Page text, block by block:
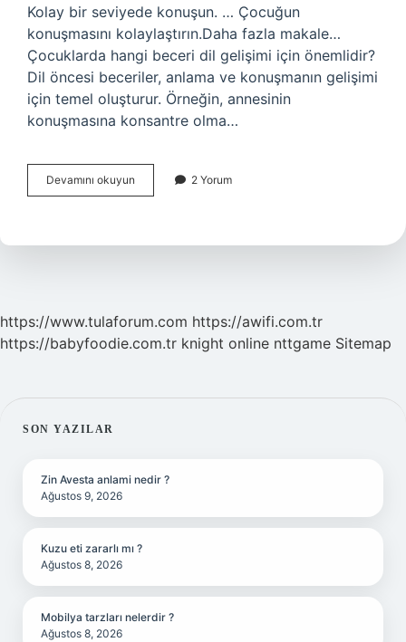
Kolay bir seviyede konuşun. … Çocuğun
konuşmasını kolaylaştırın.Daha fazla makale…
Çocuklarda hangi beceri dil gelişimi için önemlidir?
Dil öncesi beceriler, anlama ve konuşmanın gelişimi
için temel oluşturur. Örneğin, annesinin
konuşmasına konsantre olma…
Devamını okuyun Çocuğun
Dil
Neler
2 Yorum
https://www.tulaforum.com https://awifi.com.tr
https://babyfoodie.com.tr knight online nttgame Sitemap
SIDEBAR
SON YAZILAR
Zin Avesta anlami nedir ?
Ağustos 9, 2026
Kuzu eti zararlı mı ?
Ağustos 8, 2026
Mobilya tarzları nelerdir ?
Ağustos 8, 2026